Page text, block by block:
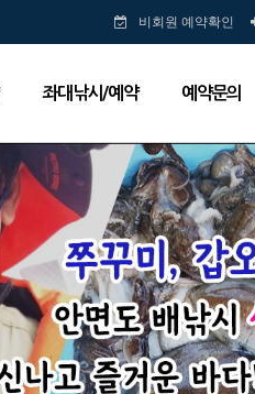
비회원 예약확인
좌대낚시/예약 예약문의